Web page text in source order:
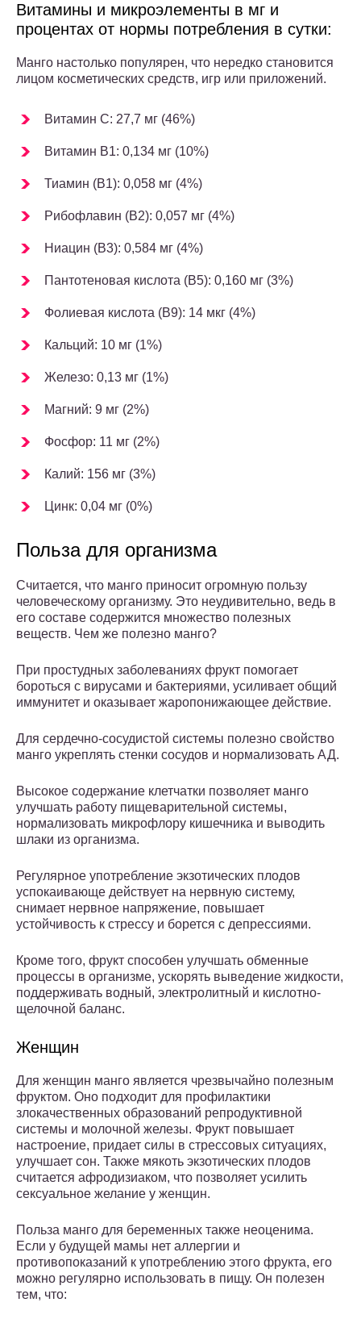
Витамины и микроэлементы в мг и
процентах от нормы потребления в сутки:
Манго настолько популярен, что нередко становится
лицом косметических средств, игр или приложений.
Витамин C: 27,7 мг (46%)
Витамин B1: 0,134 мг (10%)
Тиамин (В1): 0,058 мг (4%)
Рибофлавин (В2): 0,057 мг (4%)
Ниацин (В3): 0,584 мг (4%)
Пантотеновая кислота (В5): 0,160 мг (3%)
Фолиевая кислота (B9): 14 мкг (4%)
Кальций: 10 мг (1%)
Железо: 0,13 мг (1%)
Магний: 9 мг (2%)
Фосфор: 11 мг (2%)
Калий: 156 мг (3%)
Цинк: 0,04 мг (0%)
Польза для организма
Считается, что манго приносит огромную пользу
человеческому организму. Это неудивительно, ведь в
его составе содержится множество полезных
веществ. Чем же полезно манго?
При простудных заболеваниях фрукт помогает
бороться с вирусами и бактериями, усиливает общий
иммунитет и оказывает жаропонижающее действие.
Для сердечно-сосудистой системы полезно свойство
манго укреплять стенки сосудов и нормализовать АД.
Высокое содержание клетчатки позволяет манго
улучшать работу пищеварительной системы,
нормализовать микрофлору кишечника и выводить
шлаки из организма.
Регулярное употребление экзотических плодов
успокаивающе действует на нервную систему,
снимает нервное напряжение, повышает
устойчивость к стрессу и борется с депрессиями.
Кроме того, фрукт способен улучшать обменные
процессы в организме, ускорять выведение жидкости,
поддерживать водный, электролитный и кислотно-
щелочной баланс.
Женщин
Для женщин манго является чрезвычайно полезным
фруктом. Оно подходит для профилактики
злокачественных образований репродуктивной
системы и молочной железы. Фрукт повышает
настроение, придает силы в стрессовых ситуациях,
улучшает сон. Также мякоть экзотических плодов
считается афродизиаком, что позволяет усилить
сексуальное желание у женщин.
Польза манго для беременных также неоценима.
Если у будущей мамы нет аллергии и
противопоказаний к употреблению этого фрукта, его
можно регулярно использовать в пищу. Он полезен
тем, что: